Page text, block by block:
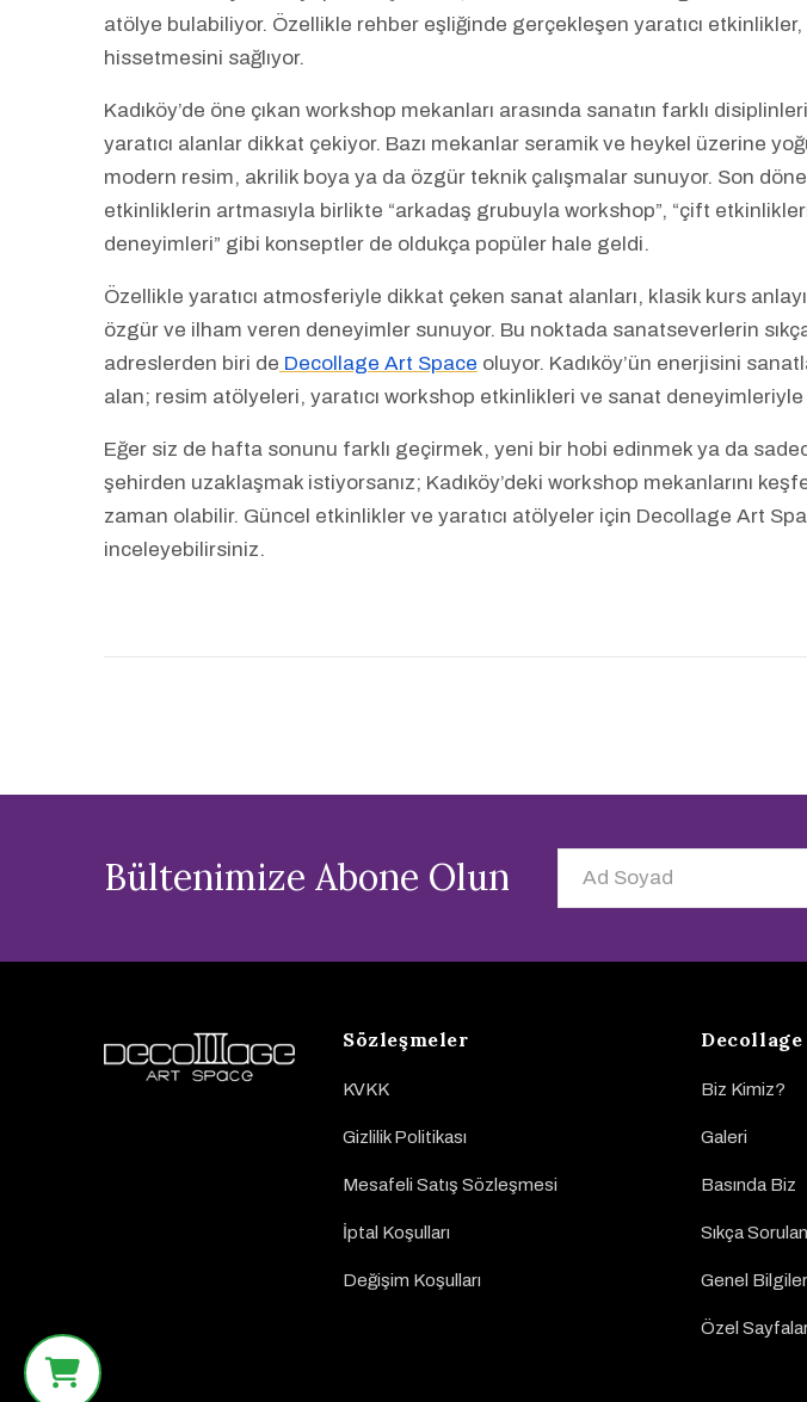
atölye bulabiliyor. Özellikle rehber eşliğinde gerçekleşen yaratıcı etkinlikler,
hissetmesini sağlıyor.
Kadıköy’de öne çıkan workshop mekanları arasında sanatın farklı
yaratıcı alanlar dikkat çekiyor. Bazı mekanlar seramik ve heykel üzerine
modern resim, akrilik boya ya da özgür teknik çalışmalar sunuyor. Son
etkinliklerin artmasıyla birlikte “arkadaş grubuyla workshop”, “çift
deneyimleri” gibi konseptler de oldukça popüler hale geldi.
Özellikle yaratıcı atmosferiyle dikkat çeken sanat alanları, klasik kurs
özgür ve ilham veren deneyimler sunuyor. Bu noktada sanatseverlerin
adreslerden biri de Decollage Art Space oluyor. Kadıköy’ün enerjisini
alan; resim atölyeleri, yaratıcı workshop etkinlikleri ve sanat deneyimleriyle
Eğer siz de hafta sonunu farklı geçirmek, yeni bir hobi edinmek ya da
şehirden uzaklaşmak istiyorsanız; Kadıköy’deki workshop mekanlarını
zaman olabilir. Güncel etkinlikler ve yaratıcı atölyeler için Decollage Art
inceleyebilirsiniz.
Bültenimize Abone Olun
Sözleşmeler
KVKK
Gizlilik Politikası
Mesafeli Satış Sözleşmesi
İptal Koşulları
Değişim Koşulları
Decollage
Biz Kimiz?
Galeri
Basında Biz
Sıkça
Genel Bilgiler
Özel